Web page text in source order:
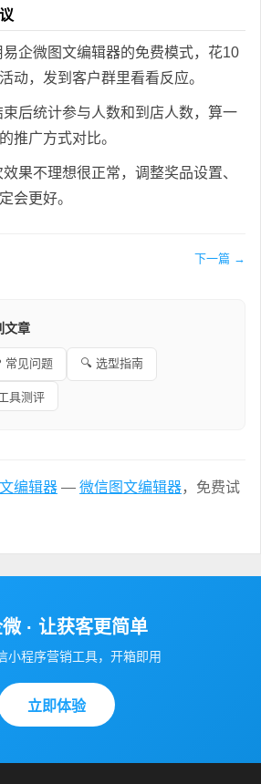
易企微图文编辑器的免费模式，花10
动，发到客户群里看看反应。
束后统计参与人数和到店人数，算一
推广方式对比。
果不理想很正常，调整奖品设置、
会更好。
下一篇 →
文章
常见问题 🔍 选型指南
具测评
编辑器 — 微信图文编辑器，免费试
· 让获客更简单
小程序营销工具，开箱即用
立即体验